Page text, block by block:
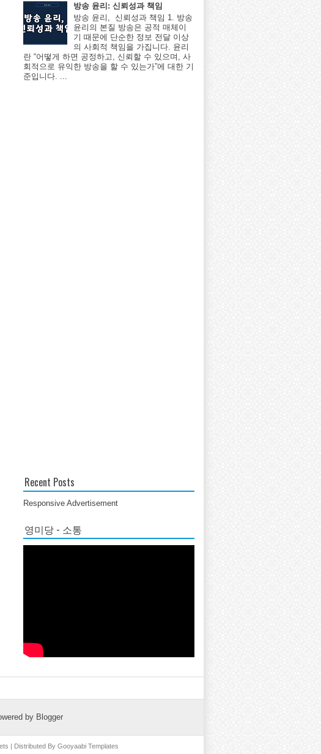
방송 윤리: 신뢰성과 책임
방송 윤리, 신뢰성과 책임 1. 방송
윤리의 본질 방송은 공적 매체이
기 때문에 단순한 정보 전달 이상
의 사회적 책임을 가집니다. 윤리
란 “어떻게 하면 공정하고, 신뢰할 수 있으며, 사
회적으로 유익한 방송을 할 수 있는가”에 대한 기
준입니다. ...
Recent Posts
Responsive Advertisement
영미당 - 소통
by Blogger
| Distributed By Gooyaabi Templates